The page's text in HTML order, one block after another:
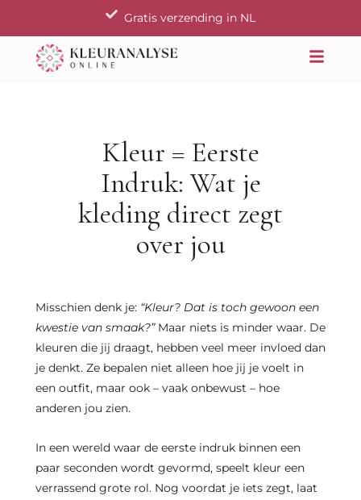
inhoud
Gratis verzending in NL
Kleur = Eerste
Indruk: Wat je
kleding direct zegt
over jou
Misschien denk je: “Kleur? Dat is toch gewoon een
kwestie van smaak?”Maar niets is minder waar. De
kleuren die jij draagt, hebben veel meer invloed dan
je denkt. Ze bepalen niet alleen hoe jij je voelt in
een outfit, maar ook – vaak onbewust – hoe
anderen jou zien.
In een wereld waar de eerste indruk binnen een
paar seconden wordt gevormd, speelt kleur een
verrassend grote rol. Nog voordat je iets zegt, laat